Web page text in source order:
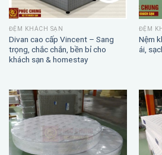
ĐỆM KHÁCH SẠN
Divan cao cấp Vincent – Sang
trọng, chắc chắn, bền bỉ cho
khách sạn & homestay
ĐỆM
Nệm
ái,